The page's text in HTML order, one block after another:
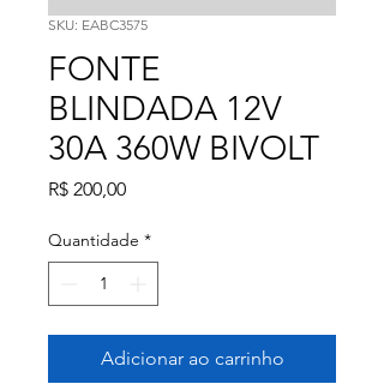
SKU: EABC3575
FONTE
BLINDADA 12V
30A 360W BIVOLT
R$ 200,00Preço
Quantidade *
Adicionar ao carrinho